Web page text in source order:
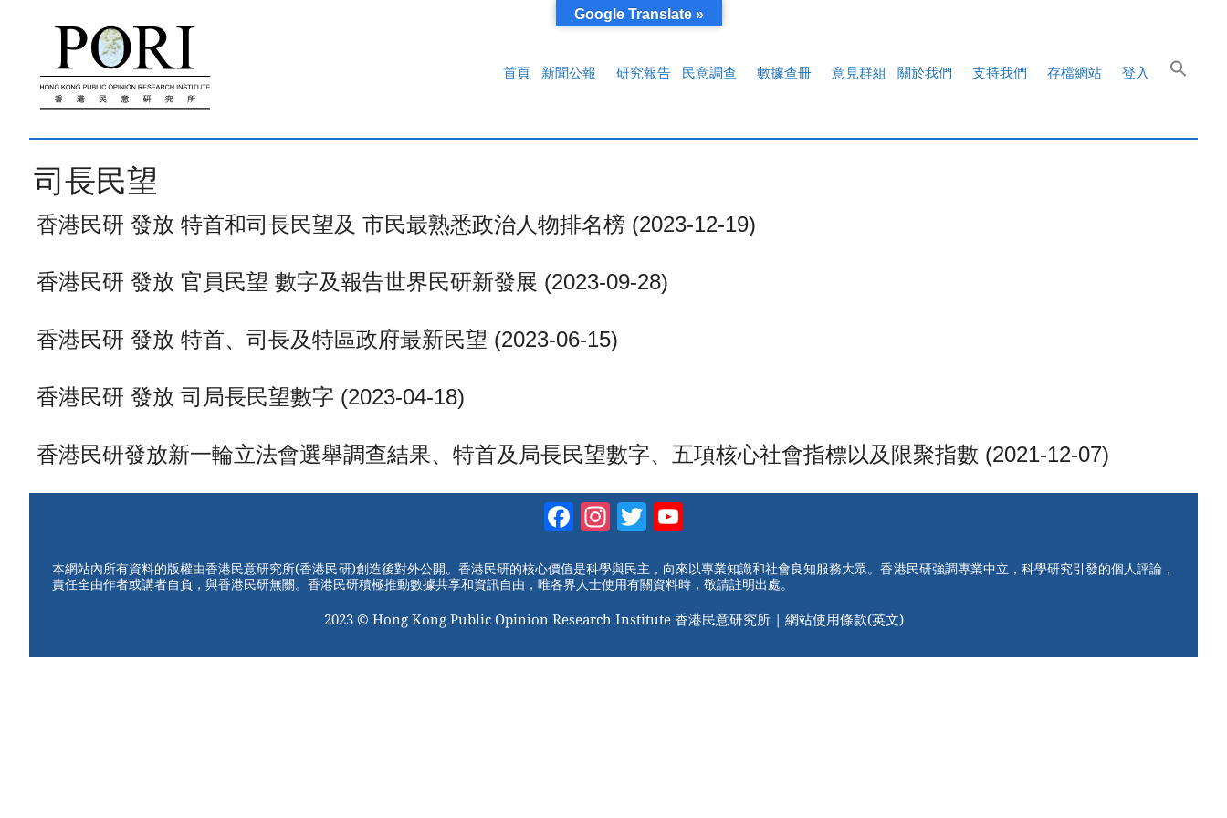
首頁
新聞公報 研究報告 民意調查 數據查冊 意見群組 關於我們 支持我們 存檔網站 登入
司長民望
香港民研 發放 特首和司長民望及 市民最熟悉政治人物排名榜 (2023-12-19)
香港民研 發放 官員民望 數字及報告世界民研新發展 (2023-09-28)
香港民研 發放 特首、司長及特區政府最新民望 (2023-06-15)
香港民研 發放 司局長民望數字 (2023-04-18)
香港民研發放新一輪立法會選舉調查結果、特首及局長民望數字、五項核心社會指標以及限聚指數 (2021-12-07)
Facebook
Instagram
Twitter
本網站內所有資料的版權由香港民意研究所(香港民研)創造後對外公開。香港民研的核心價值是科學與民主，向來以專業知識和社會良知服務大眾。香港民研強調專業中立，科學研究引發的個人評論，
責任全由作者或講者自負，與香港民研無關。香港民研積極推動數據共享和資訊自由，唯各界人士使用有關資料時，敬請註明出處。
2023 © Hong Kong Public Opinion Research Institute 香港民意研究所 | 網站使用條款(英文)
Google Translate »